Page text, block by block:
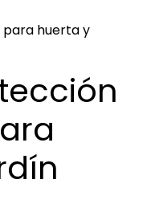
para huerta y